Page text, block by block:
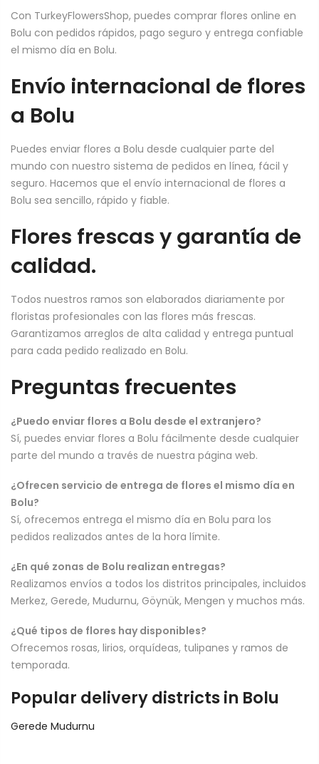
Con TurkeyFlowersShop, puedes comprar flores online en
Bolu con pedidos rápidos, pago seguro y entrega confiable
el mismo día en Bolu.
Envío internacional de flores
a Bolu
Puedes enviar flores a Bolu desde cualquier parte del
mundo con nuestro sistema de pedidos en línea, fácil y
seguro. Hacemos que el envío internacional de flores a
Bolu sea sencillo, rápido y fiable.
Flores frescas y garantía de
calidad.
Todos nuestros ramos son elaborados diariamente por
floristas profesionales con las flores más frescas.
Garantizamos arreglos de alta calidad y entrega puntual
para cada pedido realizado en Bolu.
Preguntas frecuentes
¿Puedo enviar flores a Bolu desde el extranjero?
Sí, puedes enviar flores a Bolu fácilmente desde cualquier
parte del mundo a través de nuestra página web.
¿Ofrecen servicio de entrega de flores el mismo día en
Bolu?
Sí, ofrecemos entrega el mismo día en Bolu para los
pedidos realizados antes de la hora límite.
¿En qué zonas de Bolu realizan entregas?
Realizamos envíos a todos los distritos principales, incluidos
Merkez, Gerede, Mudurnu, Göynük, Mengen y muchos más.
¿Qué tipos de flores hay disponibles?
Ofrecemos rosas, lirios, orquídeas, tulipanes y ramos de
temporada.
Popular delivery districts in Bolu
Gerede Mudurnu